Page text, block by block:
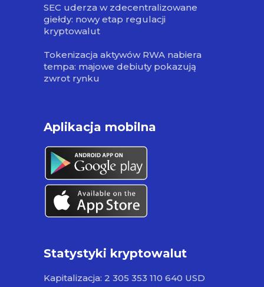
SEC uderza w zdecentralizowane
giełdy: nowy etap regulacji
kryptowalut
Tokenizacja aktywów RWA nabiera
tempa: majowe debiuty pokazują
zwrot rynku
Aplikacja mobilna
Statystyki kryptowalut
Kapitalizacja: 2 305 353 110 640 USD